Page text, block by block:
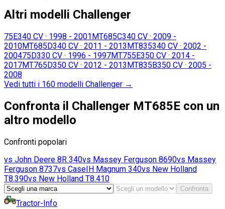
Altri modelli Challenger
75E340 CV · 1998 - 2001 MT685C340 CV · 2009 -
2010MT685D340 CV · 2011 - 2013 MT835340 CV · 2002 -
200475D330 CV · 1996 - 1997MT755E350 CV · 2014 -
2017MT765D350 CV · 2012 - 2013 MT835B350 CV · 2005 -
2008
Vedi tutti i 160 modelli Challenger →
Confronta il Challenger MT685E con un
altro modello
Confronti popolari
vs John Deere 8R 340vs Massey Ferguson 8690vs Massey
Ferguson 8737vs CaseIH Magnum 340vs New Holland
T8.390vs New Holland T8.410
Confronta
Tractor-Info